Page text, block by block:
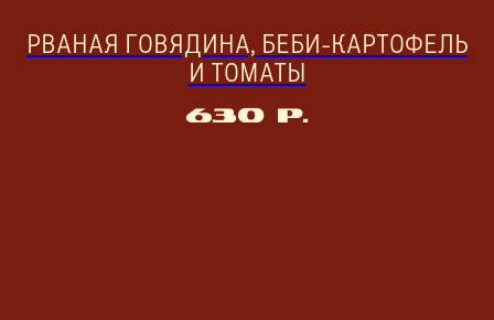
РВАНАЯ ГОВЯДИНА, БЕБИ-КАРТОФЕЛЬ
И ТОМАТЫ
630 р.